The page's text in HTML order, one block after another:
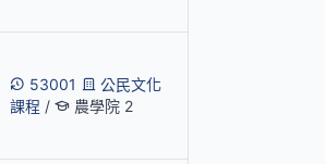
53001
公民文化
課程 / 農學院 2